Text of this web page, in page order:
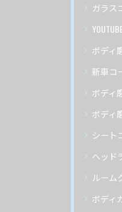
ガラス
ボディ
新車コ
ボディ磨
ボディ磨
シート
ヘッド
ルーム
ボデ